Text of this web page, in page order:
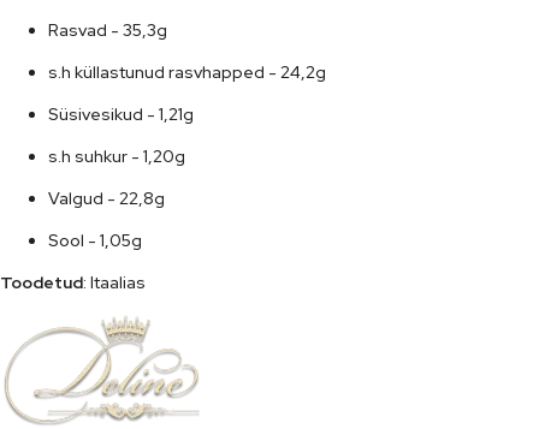
Rasvad - 35,3g
s.h küllastunud rasvhapped - 24,2g
Süsivesikud - 1,21g
s.h suhkur - 1,20g
Valgud - 22,8g
Sool - 1,05g
Toodetud: Itaalias